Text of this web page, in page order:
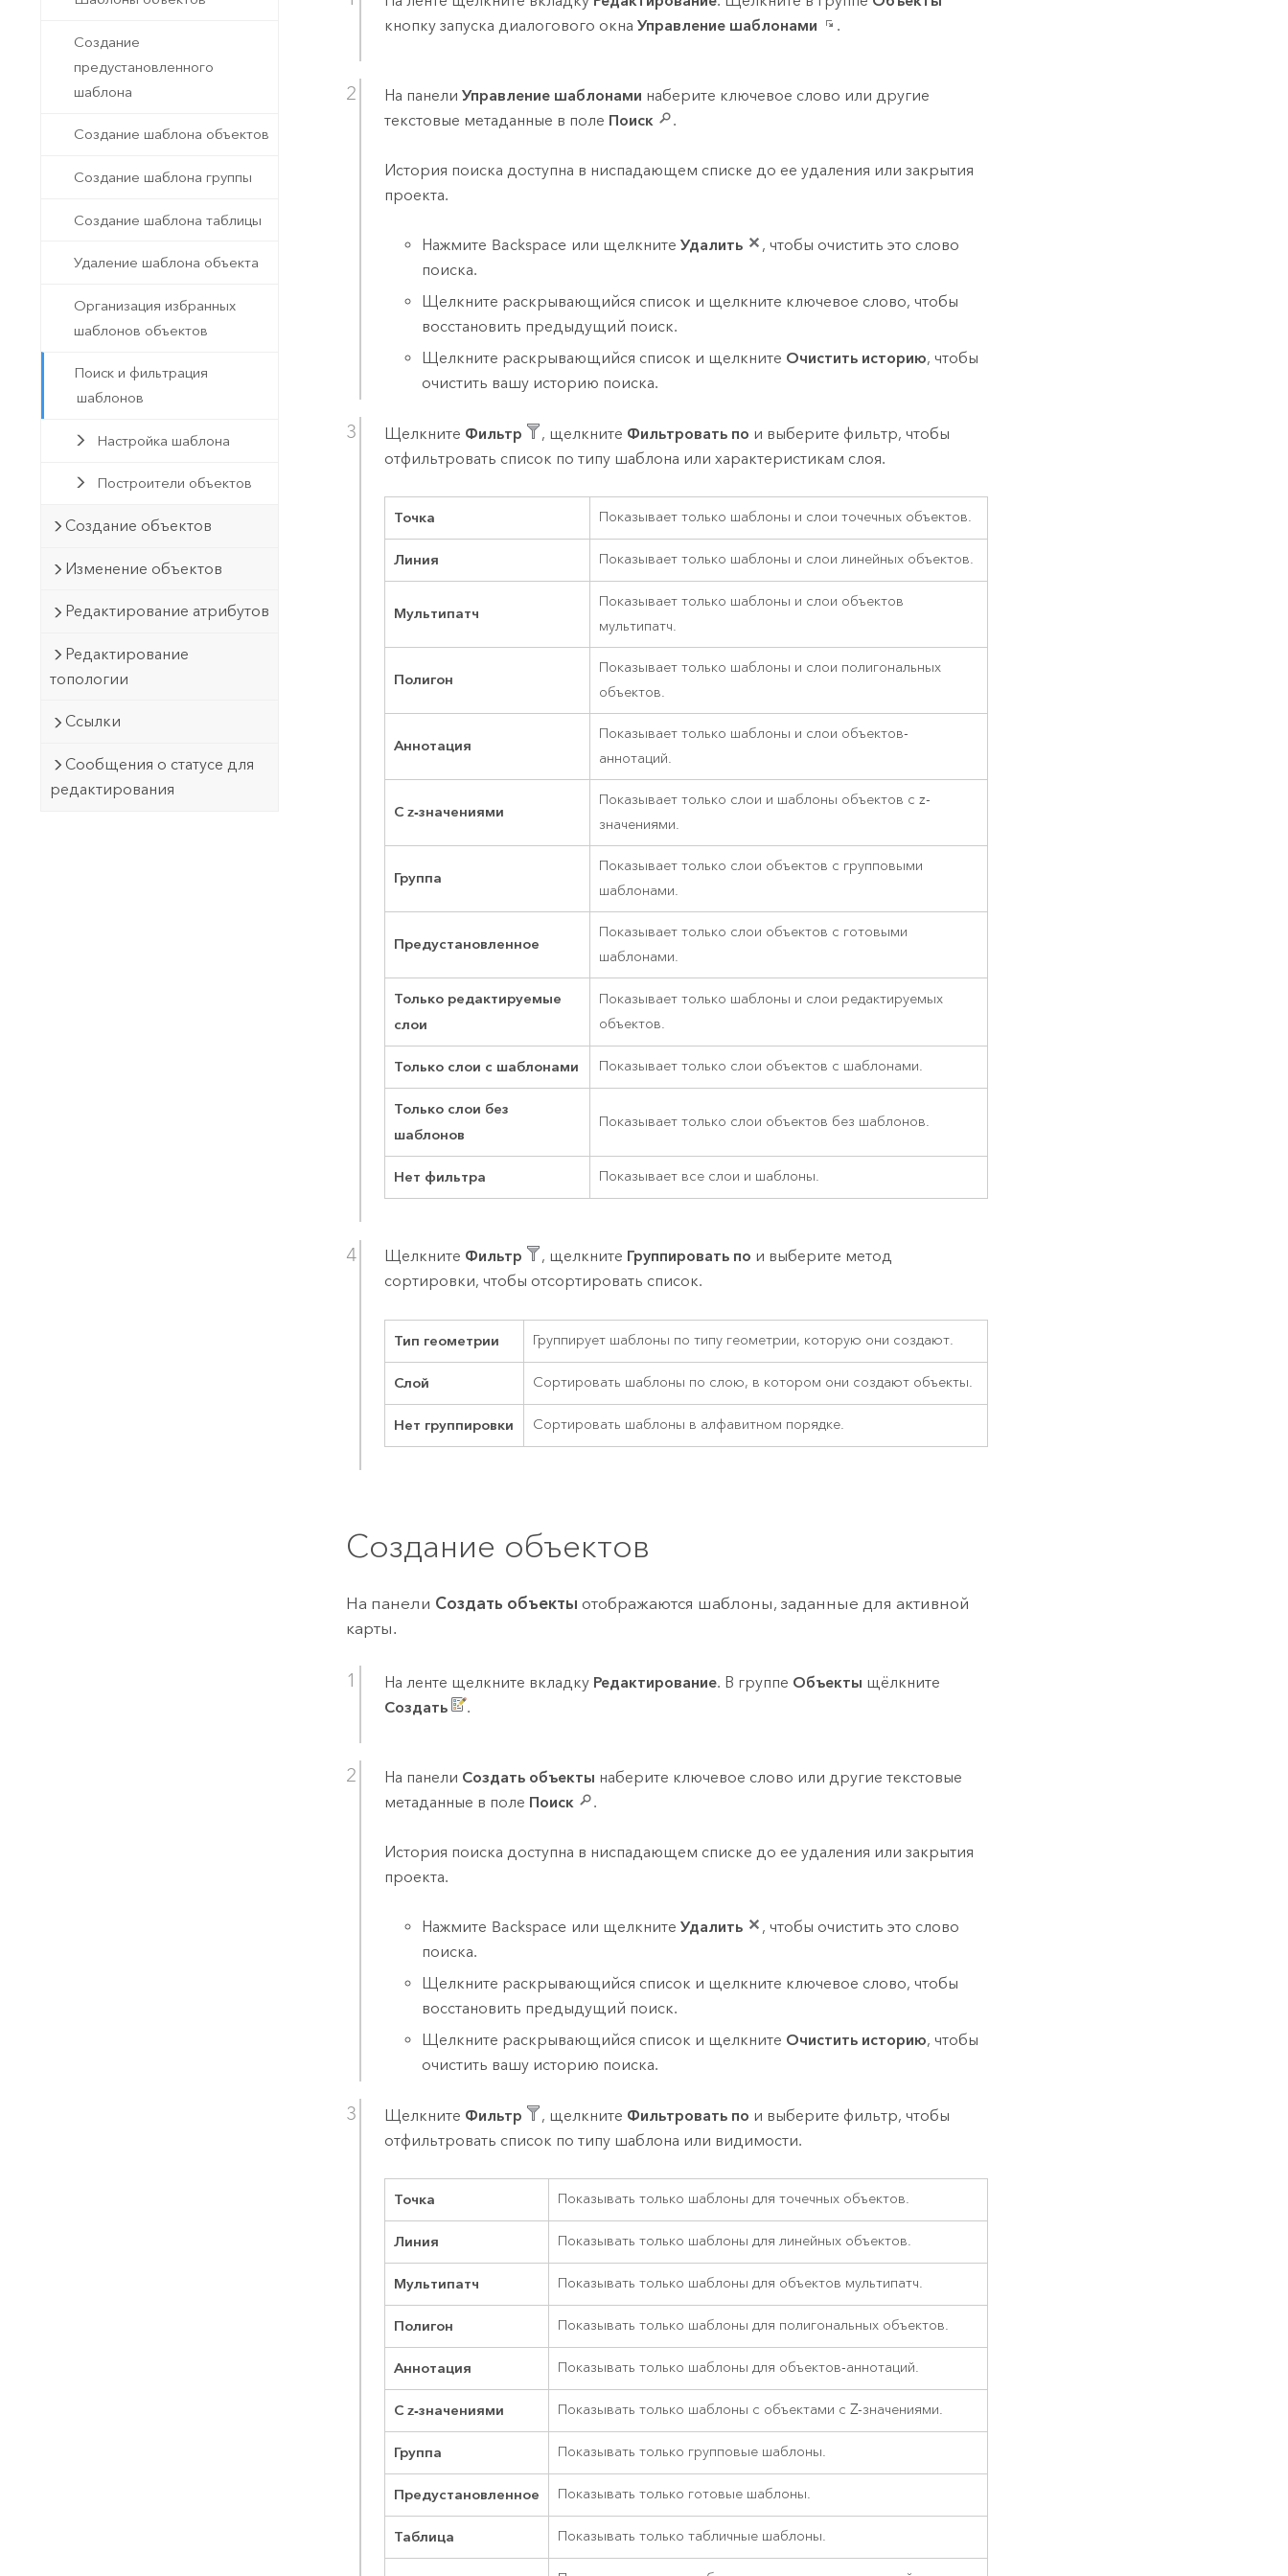
Создание
предустановленного
шаблона
Создание шаблона объектов
Создание шаблона группы
Создание шаблона таблицы
Удаление шаблона объекта
Организация избранных
шаблонов объектов
Поиск и фильтрация
шаблонов
Настройка шаблона
Построители объектов
Создание объектов
Изменение объектов
Редактирование атрибутов
Редактирование
топологии
Ссылки
Сообщения о статусе для
редактирования
кнопку запуска диалогового окнаУправление шаблонами .
На панелиУправление шаблонами наберите ключевое слово или другие
текстовые метаданные в поле Поиск .
История поиска доступна в ниспадающем списке до ее удаления или закрытия
проекта.
Нажмите Backspace или щелкните Удалить
, чтобы очистить это слово
поиска.
Щелкните раскрывающийся список и щелкните ключевое слово, чтобы
восстановить предыдущий поиск.
Щелкните раскрывающийся список и щелкните Очистить историю, чтобы
очистить вашу историю поиска.
Щелкните Фильтр , щелкните Фильтровать по и выберите фильтр, чтобы
отфильтровать список по типу шаблона или характеристикам слоя.
Точка Показывает только шаблоны и слои точечных объектов.
Линия Показывает только шаблоны и слои линейных объектов.
Мультипатч
Показывает только шаблоны и слои объектов
мультипатч.
Полигон
Показывает только шаблоны и слои полигональных
объектов.
Аннотация
Показывает только шаблоны и слои объектов-
аннотаций.
С z-значениями
Показывает только слои и шаблоны объектов с z-
значениями.
Группа
Показывает только слои объектов с групповыми
шаблонами.
Предустановленное
Показывает только слои объектов с готовыми
шаблонами.
Только редактируемые
слои
Показывает только шаблоны и слои редактируемых
объектов.
Только слои с шаблонами Показывает только слои объектов с шаблонами.
Только слои без
шаблонов
Показывает только слои объектов без шаблонов.
Нет фильтра Показывает все слои и шаблоны.
Щелкните Фильтр , щелкните Группировать по и выберите метод
сортировки, чтобы отсортировать список.
Тип геометрии Группирует шаблоны по типу геометрии, которую они создают.
Слой Сортировать шаблоны по слою, в котором они создают объекты.
Нет группировки Сортировать шаблоны в алфавитном порядке.
Создание объектов
На панели Создать объекты отображаются шаблоны, заданные для активной
карты.
На ленте щелкните вкладку Редактирование. В группе Объекты щёлкните
Создать
.
На панели Создать объекты наберите ключевое слово или другие текстовые
метаданные в поле Поиск .
История поиска доступна в ниспадающем списке до ее удаления или закрытия
проекта.
Нажмите Backspace или щелкните Удалить
, чтобы очистить это слово
поиска.
Щелкните раскрывающийся список и щелкните ключевое слово, чтобы
восстановить предыдущий поиск.
Щелкните раскрывающийся список и щелкните Очистить историю, чтобы
очистить вашу историю поиска.
Щелкните Фильтр , щелкните Фильтровать по и выберите фильтр, чтобы
отфильтровать список по типу шаблона или видимости.
Точка Показывать только шаблоны для точечных объектов.
Линия Показывать только шаблоны для линейных объектов.
Мультипатч Показывать только шаблоны для объектов мультипатч.
Полигон Показывать только шаблоны для полигональных объектов.
Аннотация Показывать только шаблоны для объектов-аннотаций.
С z-значениями Показывать только шаблоны с объектами с Z-значениями.
Группа Показывать только групповые шаблоны.
Предустановленное Показывать только готовые шаблоны.
Таблица Показывать только табличные шаблоны.